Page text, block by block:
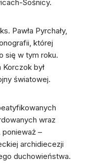
Sośnicy.
Pawła Pyrchały,
której
się w tym roku.
był
światowej.
wraz
ponieważ –
archidiecezji
duchowieństwa.